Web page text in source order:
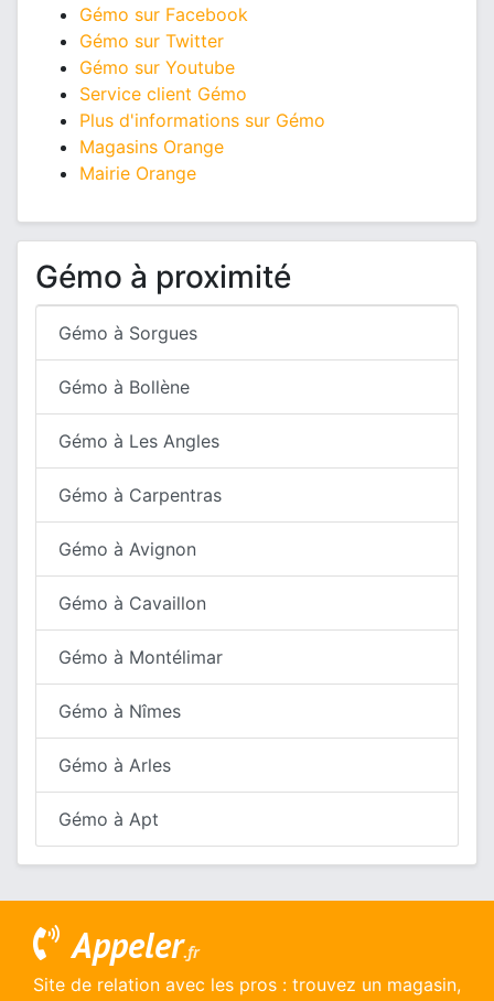
Gémo sur Facebook
Gémo sur Twitter
Gémo sur Youtube
Service client Gémo
Plus d'informations sur Gémo
Magasins Orange
Mairie Orange
Gémo à proximité
Gémo à Sorgues
Gémo à Bollène
Gémo à Les Angles
Gémo à Carpentras
Gémo à Avignon
Gémo à Cavaillon
Gémo à Montélimar
Gémo à Nîmes
Gémo à Arles
Gémo à Apt
Appeler.fr
Site de relation avec les pros : trouvez un magasin,